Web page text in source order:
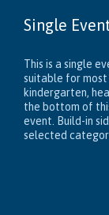
Single
This is a single
suitable for most
kindergarten,
the bottom of
event. Build-in
selected